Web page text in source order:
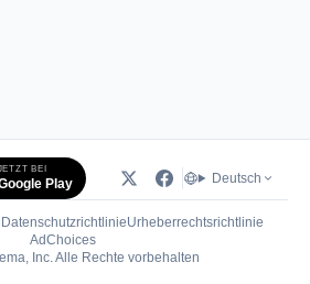
BEI
Play Deutsch
DatenschutzrichtlinieUrheberrechtsrichtlinie
AdChoices(öffnet in neuem Tab)
Inc. Alle Rechte vorbehalten